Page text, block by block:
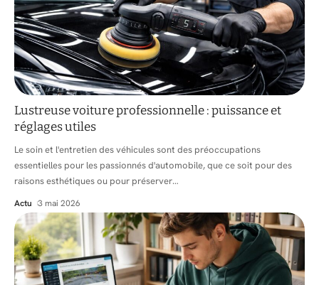
Lustreuse voiture professionnelle : puissance et
réglages utiles
Le soin et l'entretien des véhicules sont des préoccupations
essentielles pour les passionnés d'automobile, que ce soit pour des
raisons esthétiques ou pour préserver…
Actu 3 mai 2026